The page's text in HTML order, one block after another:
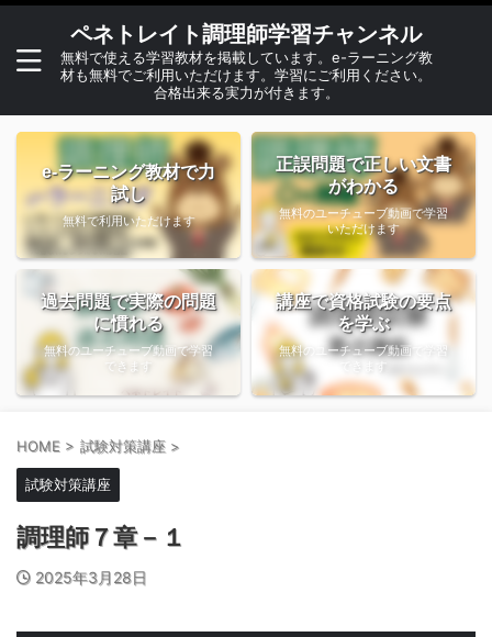
ペネトレイト調理師学習チャンネル
無料で使える学習教材を掲載しています。e-ラーニング教
材も無料でご利用いただけます。学習にご利用ください。
合格出来る実力が付きます。
e-ラーニング教材で力
試し
無料で利用いただけます
正誤問題で正しい文書
がわかる
無料のユーチューブ動画で学習
いただけます
過去問題で実際の問題
に慣れる
無料のユーチューブ動画で学習
できます
講座で資格試験の要点
を学ぶ
無料のユーチューブ動画で学習
HOME > 試験対策講座 >
試験対策講座
調理師７章－１
2025年3月28日